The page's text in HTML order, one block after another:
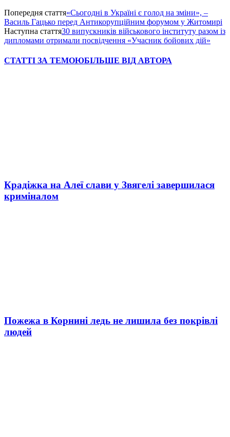
Попередня стаття«Сьогодні в Україні є голод на зміни», –
Василь Гацько перед Антикорупційним форумом у Житомирі
Наступна стаття30 випускників військового інституту разом із
дипломами отримали посвідчення «Учасник бойових дій»
СТАТТІ ЗА ТЕМОЮБІЛЬШЕ ВІД АВТОРА
Крадіжка на Алеї слави у Звягелі завершилася
криміналом
Пожежа в Корнині ледь не лишила без покрівлі
людей